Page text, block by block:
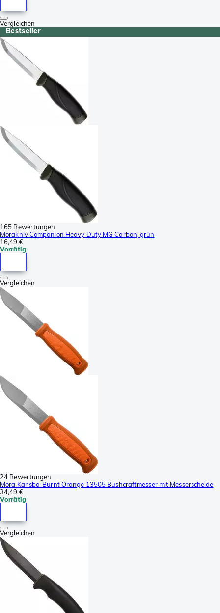
Vergleichen
Bestseller
165 Bewertungen
Morakniv Companion Heavy Duty MG Carbon, grün
16,49 €
Vorrätig
Vergleichen
24 Bewertungen
Mora Kansbol Burnt Orange 13505 Bushcraftmesser mit Messerscheide
34,49 €
Vorrätig
Vergleichen